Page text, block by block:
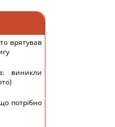
врятував
виникли
потрібно